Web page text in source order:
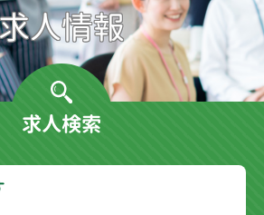
求人検索